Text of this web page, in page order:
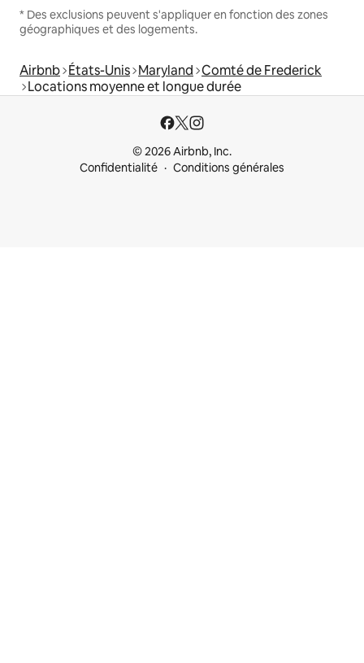
* Des exclusions peuvent s'appliquer en fonction des zones
géographiques et des logements.
Airbnb États-Unis Maryland Comté de Frederick
Locations moyenne et longue durée
© 2026 Airbnb, Inc.
Confidentialité
Conditions générales